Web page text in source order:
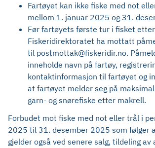
Fartøyet kan ikke fiske med not
mellom 1. januar 2025 og 31.
Før fartøyets første tur i fisket
Fiskeridirektoratet ha mottatt
til postmottak@fiskeridir.no.
inneholde navn på fartøy,
kontaktinformasjon til fartøyet og
at fartøyet melder seg på
garn- og snørefiske etter makrell.
Forbudet mot fiske med not eller trål i
2025 til 31. desember 2025 som følger
gjelder også ved senere salg, tildeling av